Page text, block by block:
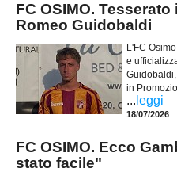
FC OSIMO.
Romeo Guidobaldi
L'FC
e
in
... leggi
18/07/2026
FC OSIMO. Ecco
stato facile"